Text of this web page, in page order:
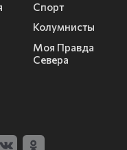
Спорт
Колумнисты
Моя Правда
Севера